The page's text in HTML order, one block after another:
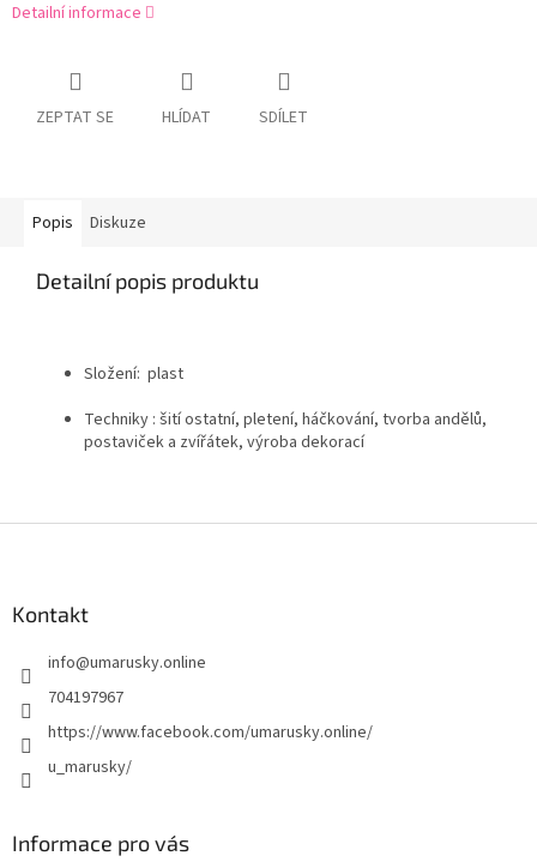
Detailní informace
ZEPTAT SE HLÍDAT SDÍLET
Popis Diskuze
Detailní popis produktu
Složení: plast
Techniky : šití ostatní, pletení, háčkování, tvorba andělů,
postaviček a zvířátek, výroba dekorací
Kontakt
info@umarusky.online
704197967
https://www.facebook.com/umarusky.online/
u_marusky/
Informace pro vás